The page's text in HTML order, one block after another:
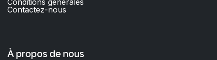
Contactez-nous​
À propos de nous